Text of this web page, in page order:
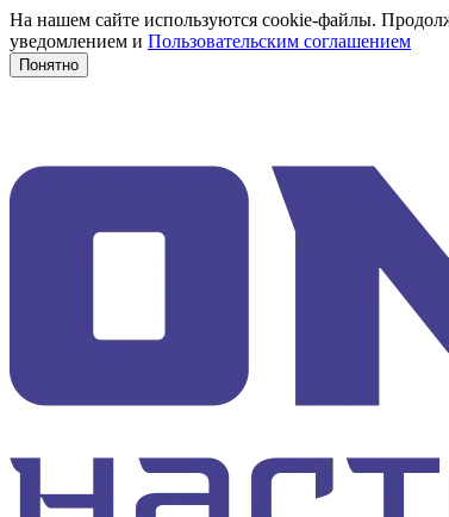
На нашем сайте используются cookie-файлы.
уведомлением и Пользовательским соглашением
Понятно